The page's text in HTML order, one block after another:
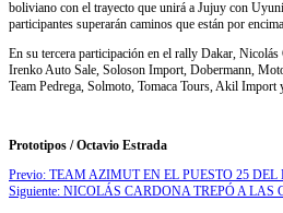
boliviano con el trayecto que unirá a Jujuy con
participantes superarán caminos que están por
En su tercera participación en el rally Dakar, Nicolás
Irenko Auto Sale, Soloson Import, Dobermann,
Team Pedrega, Solmoto, Tomaca Tours, Akil Import
Prototipos / Octavio Estrada
Previo: TEAM AZIMUT EN EL PUESTO 25
Siguiente: NICOLÁS CARDONA TREPÓ A LAS